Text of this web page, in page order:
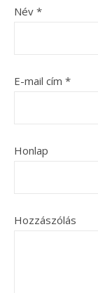
Név *
E-mail cím *
Honlap
Hozzászólás